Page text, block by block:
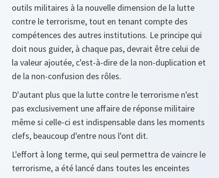
outils militaires à la nouvelle dimension de la lutte
contre le terrorisme, tout en tenant compte des
compétences des autres institutions. Le principe qui
doit nous guider, à chaque pas, devrait être celui de
la valeur ajoutée, c'est-à-dire de la non-duplication et
de la non-confusion des rôles.
D'autant plus que la lutte contre le terrorisme n'est
pas exclusivement une affaire de réponse militaire
même si celle-ci est indispensable dans les moments
clefs, beaucoup d'entre nous l'ont dit.
L'effort à long terme, qui seul permettra de vaincre le
terrorisme, a été lancé dans toutes les enceintes